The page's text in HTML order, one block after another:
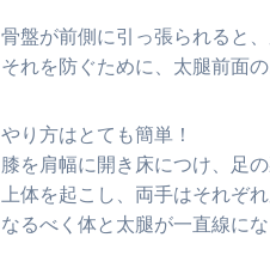
骨盤が前側に引っ張られると
それを防ぐために、太腿前面
やり方はとても簡単！
膝を肩幅に開き床につけ、足
上体を起こし、両手はそれぞ
なるべく体と太腿が一直線に